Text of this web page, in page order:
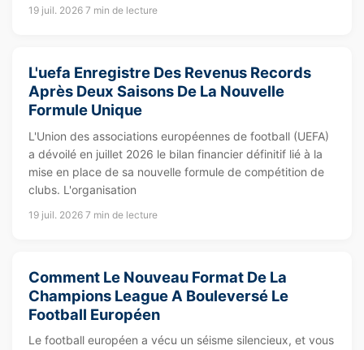
19 juil. 2026 7 min de lecture
L'uefa Enregistre Des Revenus Records
Après Deux Saisons De La Nouvelle
Formule Unique
L'Union des associations européennes de football (UEFA)
a dévoilé en juillet 2026 le bilan financier définitif lié à la
mise en place de sa nouvelle formule de compétition de
clubs. L'organisation
19 juil. 2026 7 min de lecture
Comment Le Nouveau Format De La
Champions League A Bouleversé Le
Football Européen
Le football européen a vécu un séisme silencieux, et vous